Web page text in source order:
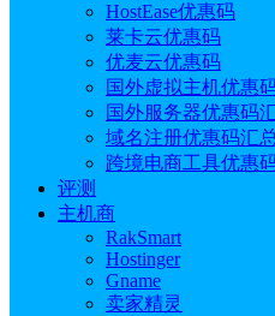
HostEase优惠码
莱卡云优惠码
优麦云优惠码
国外虚拟主机优惠
国外服务器优惠码
域名注册优惠码汇总
跨境电商工具优惠
评测
主机商
RakSmart
Hostinger
Gname
卖家精灵
芒果店长ERP导入
作者: Alisa 分类:跨境电商
更新于: 2026.01.29 16:02:28